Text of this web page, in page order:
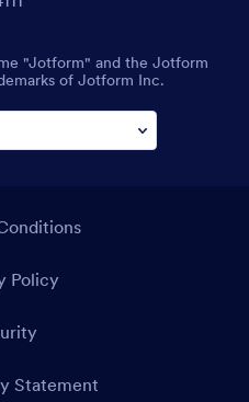
"Jotform" and the Jotform
of Jotform Inc.
Policy
Statement